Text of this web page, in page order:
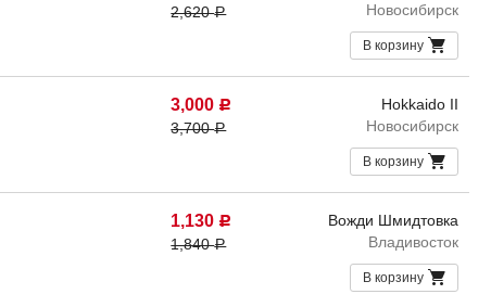
2,620Р
Новосибирск
В корзину
3,000 Р
3,700Р
Hokkaido II
Новосибирск
В корзину
1,130 Р
1,840Р
Вожди Шмидтовка
Владивосток
В корзину